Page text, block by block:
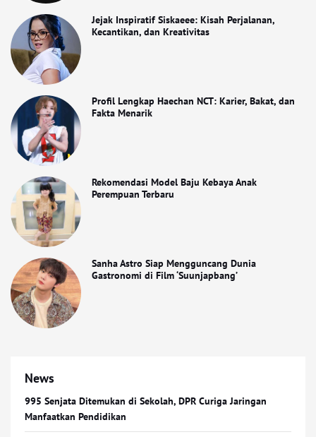
Jejak Inspiratif Siskaeee: Kisah Perjalanan,
Kecantikan, dan Kreativitas
Profil Lengkap Haechan NCT: Karier, Bakat, dan
Fakta Menarik
Rekomendasi Model Baju Kebaya Anak
Perempuan Terbaru
Sanha Astro Siap Mengguncang Dunia
Gastronomi di Film ‘Suunjapbang’
News
995 Senjata Ditemukan di Sekolah, DPR Curiga Jaringan
Manfaatkan Pendidikan